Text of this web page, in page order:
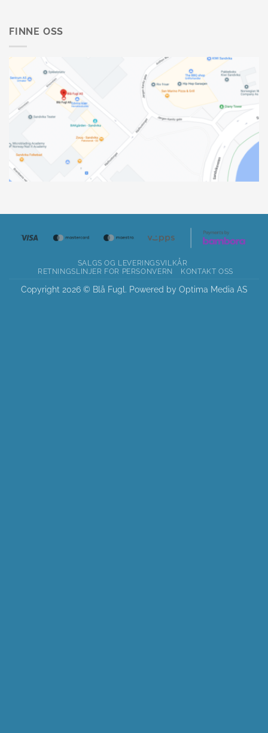
FINNE OSS
SALGS OG LEVERINGSVILKÅR
RETNINGSLINJER FOR PERSONVERN
KONTAKT OSS
Copyright 2026 © Blå Fugl. Powered by Optima Media AS